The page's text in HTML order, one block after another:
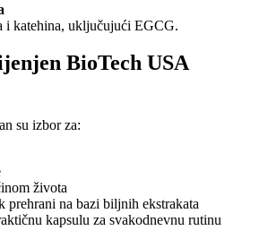
katehina, uključujući EGCG.
BioTech USA
su izbor za:
života
prehrani na bazi biljnih ekstrakata
kapsulu za svakodnevnu rutinu